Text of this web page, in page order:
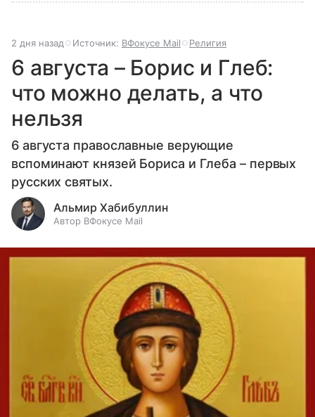
2 дня назад Источник: ВФокусе Mail Религия
6 августа – Борис и Глеб:
что можно делать, а что
нельзя
6 августа православные верующие
вспоминают князей Бориса и Глеба – первых
русских святых.
Альмир Хабибуллин
Автор ВФокусе Mail